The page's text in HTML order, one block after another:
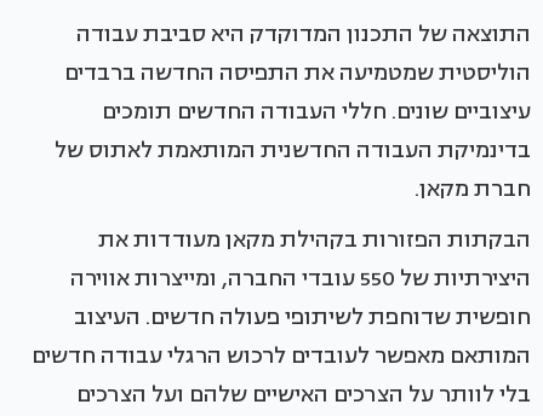
התוצאה של התכנון המדוקדק היא סביבת עבודה
הוליסטית שמטמיעה את התפיסה החדשה ברבדים
עיצוביים שונים. חללי העבודה החדשים תומכים
בדינמיקת העבודה החדשנית המותאמת לאתוס של
חברת מקאן.
הבקתות הפזורות בקהילת מקאן מעודדות את
היצירתיות של 550 עובדי החברה, ומייצרות אווירה
חופשית שדוחפת לשיתופי פעולה חדשים. העיצוב
המותאם מאפשר לעובדים לרכוש הרגלי עבודה חדשים
בלי לוותר על הצרכים האישיים שלהם ועל הצרכים